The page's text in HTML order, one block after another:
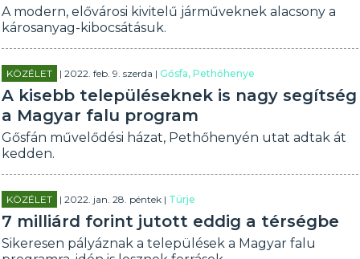
A modern, elővárosi kivitelű járműveknek alacsony a
károsanyag-kibocsátásuk.
KÖZÉLET | 2022. feb. 9. szerda |Gősfa, Pethőhenye
A kisebb településeknek is nagy segítség
a Magyar falu program
Gősfán művelődési házat, Pethőhenyén utat adtak át
kedden.
KÖZÉLET | 2022. jan. 28. péntek | Türje
7 milliárd forint jutott eddig a térségbe
Sikeresen pályáznak a települések a Magyar falu